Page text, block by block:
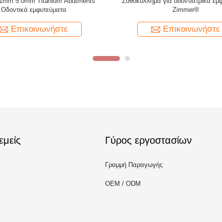
Dentsply Ankylosl® Balance Base
Επικοινωνήστε
Unit Screw Fits Implant
Επικοινωνήστε
Γύρος εργοστασίων
Γραμμή Παραγωγής
OEM / ODM